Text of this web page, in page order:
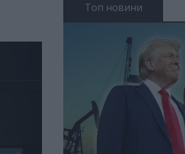
Топ новини